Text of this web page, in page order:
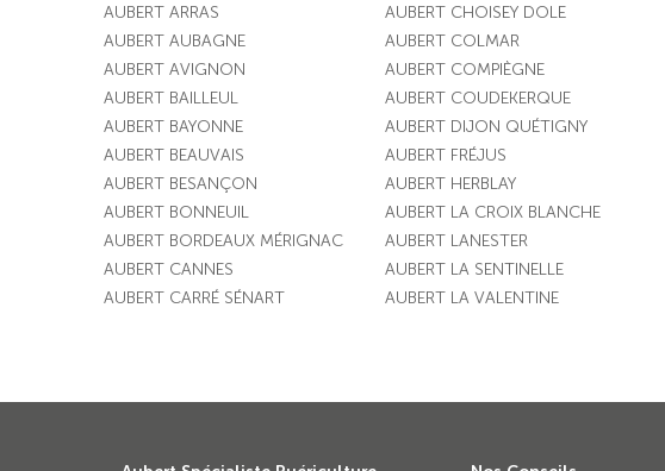
AUBERT ARRAS
AUBERT AUBAGNE
AUBERT AVIGNON
AUBERT BAILLEUL
AUBERT BAYONNE
AUBERT BEAUVAIS
AUBERT BESANÇON
AUBERT BONNEUIL
AUBERT BORDEAUX MÉRIGNAC
AUBERT CANNES
AUBERT CARRÉ SÉNART
AUBERT CHOISEY DOLE
AUBERT COLMAR
AUBERT COMPIÈGNE
AUBERT COUDEKERQUE
AUBERT DIJON QUÉTIGNY
AUBERT FRÉJUS
AUBERT HERBLAY
AUBERT LA CROIX BLANCHE
AUBERT LANESTER
AUBERT LA SENTINELLE
AUBERT LA VALENTINE